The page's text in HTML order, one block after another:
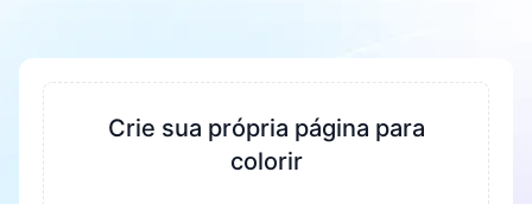
Crie sua própria página para
colorir